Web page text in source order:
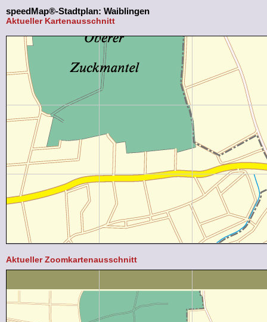
speedMap®-Stadtplan: Waiblingen
Aktueller Kartenausschnitt
Aktueller Zoomkartenausschnitt